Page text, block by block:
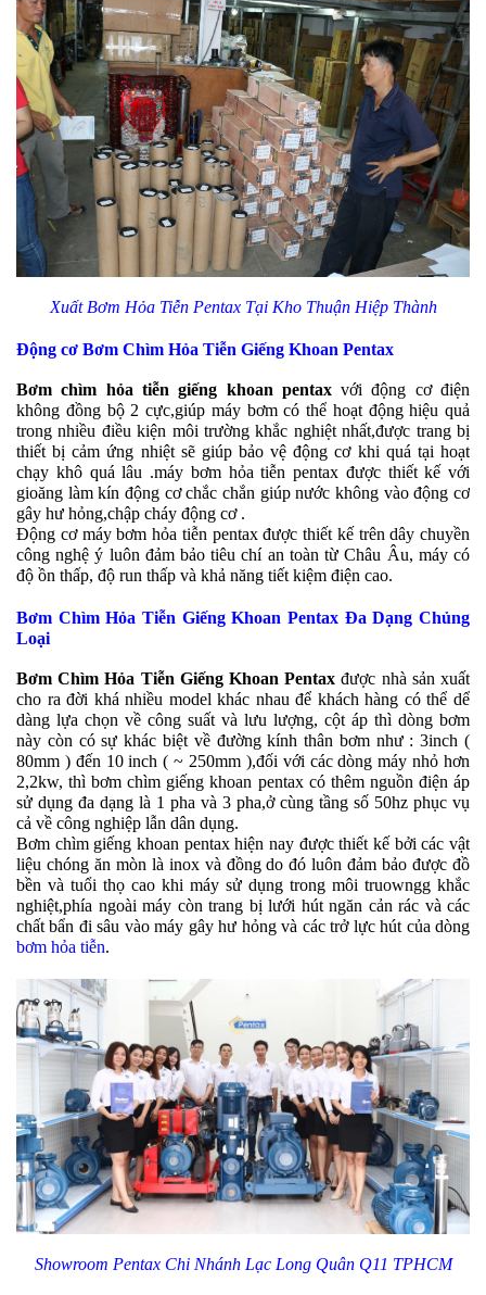
Xuất Bơm Hỏa Tiễn Pentax Tại Kho Thuận Hiệp Thành
Động cơ Bơm Chìm Hỏa Tiễn Giếng Khoan Pentax
Bơm chìm hỏa tiễn giếng khoan pentaxvới động cơ điện
không đồng bộ 2 cực,giúp máy bơm có thể hoạt động hiệu quả
trong nhiều điều kiện môi trường khắc nghiệt nhất,được trang bị
thiết bị cảm ứng nhiệt sẽ giúp bảo vệ động cơ khi quá tại hoạt
chạy khô quá lâu .máy bơm hỏa tiễn pentax được thiết kế với
gioăng làm kín động cơ chắc chắn giúp nước không vào động cơ
gây hư hỏng,chập cháy động cơ .
Động cơ máy bơm hỏa tiễn pentax được thiết kế trên dây chuyền
công nghệ ý luôn đảm bảo tiêu chí an toàn từ Châu Âu, máy có
độ ồn thấp, độ run thấp và khả năng tiết kiệm điện cao.
Bơm Chìm Hỏa Tiễn Giếng Khoan Pentax Đa Dạng Chủng
Loại
Bơm Chìm Hỏa Tiễn Giếng Khoan Pentax được nhà sản xuất
cho ra đời khá nhiều model khác nhau để khách hàng có thể dể
dàng lựa chọn về công suất và lưu lượng, cột áp thì dòng bơm
này còn có sự khác biệt về đường kính thân bơm như : 3inch (
80mm ) đến 10 inch ( ~ 250mm ),đối với các dòng máy nhỏ hơn
2,2kw, thì bơm chìm giếng khoan pentax có thêm nguồn điện áp
sử dụng đa dạng là 1 pha và 3 pha,ở cùng tầng số 50hz phục vụ
cả về công nghiệp lẫn dân dụng.
Bơm chìm giếng khoan pentax hiện nay được thiết kế bởi các vật
liệu chóng ăn mòn là inox và đồng do đó luôn đảm bảo được đồ
bền và tuổi thọ cao khi máy sử dụng trong môi truowngg khắc
nghiệt,phía ngoài máy còn trang bị lưới hút ngăn cản rác và các
chất bẩn đi sâu vào máy gây hư hỏng và các trở lực hút của dòng
bơm hỏa tiễn.
Showroom Pentax Chi Nhánh Lạc Long Quân Q11 TPHCM